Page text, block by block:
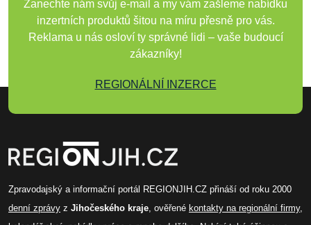
Zanechte nám svůj e-mail a my vám zašleme nabídku
inzertních produktů šitou na míru přesně pro vás.
Reklama u nás osloví ty správné lidi – vaše budoucí
zákazníky!
REGIONÁLNÍ INZERCE
Zpravodajský a informační portál REGIONJIH.CZ přináší od roku 2000
denní zprávy z Jihočeského kraje, ověřené kontakty na regionální firmy,